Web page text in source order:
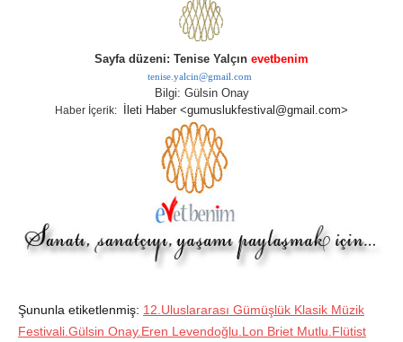
Sayfa düzeni: Tenise Yalçın evetbenim
tenise.yalcin@gmail.com
Bilgi: Gülsin Onay
Haber İçerik: İleti Haber <gumuslukfestival@gmail.com>
Şununla etiketlenmiş: 12.Uluslararası Gümüşlük Klasik Müzik
Festivali.Gülsin Onay.Eren Levendoğlu.Lon Briet Mutlu.Flütist